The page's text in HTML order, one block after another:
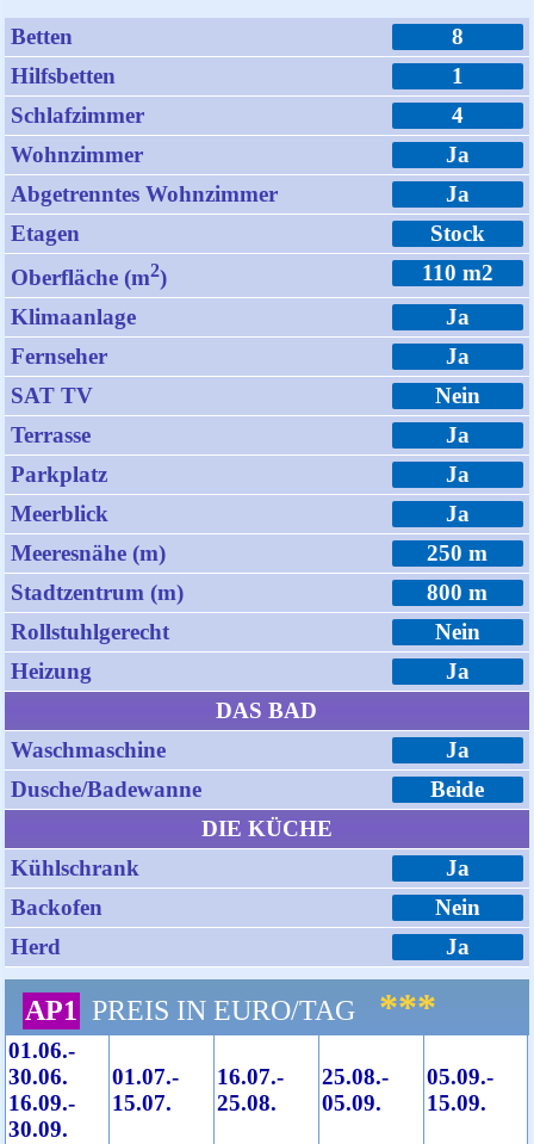
Betten
8
Hilfsbetten
1
Schlafzimmer
4
Wohnzimmer
Ja
Abgetrenntes Wohnzimmer
Ja
Etagen
Stock
Oberfläche (m2)
110 m2
Klimaanlage
Ja
Fernseher
Ja
SAT TV
Nein
Terrasse
Ja
Parkplatz
Ja
Meerblick
Ja
Meeresnähe (m)
250 m
Stadtzentrum (m)
800 m
Rollstuhlgerecht
Nein
Heizung
Ja
DAS BAD
Waschmaschine
Ja
Dusche/Badewanne
Beide
DIE KÜCHE
Kühlschrank
Ja
Backofen
Nein
Herd
Ja
AP1 PREIS IN EURO/TAG ***
01.06.-
30.06.
16.09.-
30.09.
01.07.-
15.07.
16.07.-
25.08.
25.08.-
05.09.
05.09.-
15.09.